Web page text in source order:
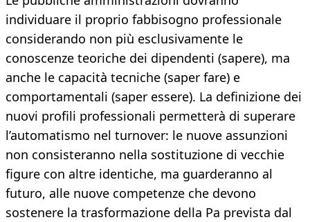
individuare il proprio fabbisogno professionale
considerando non più esclusivamente le
conoscenze teoriche dei dipendenti (sapere), ma
anche le capacità tecniche (saper fare) e
comportamentali (saper essere). La definizione dei
nuovi profili professionali permetterà di superare
l’automatismo nel turnover: le nuove assunzioni
non consisteranno nella sostituzione di vecchie
figure con altre identiche, ma guarderanno al
futuro, alle nuove competenze che devono
sostenere la trasformazione della Pa prevista dal